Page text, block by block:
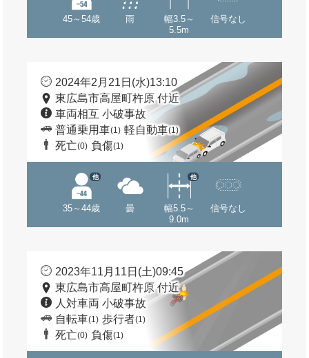
45～54歳 雨
幅3.5～
5.5m
信号なし
2024年2月21日(水)13:10
東広島市高屋町杵原 付近
車両相互 小破事故
普通乗用車(1) 軽自動車(1)
死亡(0) 負傷(1)
35～44歳
他
曇
幅5.5～
9.0m
他
信号なし
2023年11月11日(土)09:45
東広島市高屋町杵原 付近
人対車両 小破事故
自転車(1) 歩行者(1)
死亡(0) 負傷(1)